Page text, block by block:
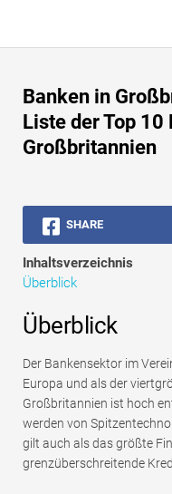
content
Buchhaltungs-Tutorials
Asset Management-
Excel, VBA & Power BI
Investment Banking
Top Bücher
Finanzkarriere-
Ressourcen für die
Tutorials zur
Vollständige Form
Banken in
Liste der Top 10
Großbritannien
SHARE
Inhaltsverzeichnis
Überblick
Überblick
Der Bankensektor im
Europa und als der
Großbritannien ist hoch
werden von
gilt auch als das größte
grenzüberschreitende